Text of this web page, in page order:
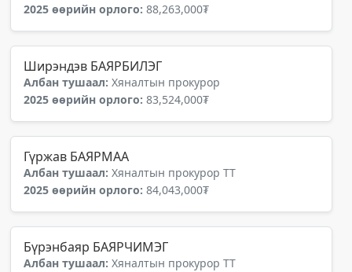
2025 өөрийн орлого: 88,263,000₮
Ширэндэв БАЯРБИЛЭГ
Албан тушаал: Хяналтын прокурор
2025 өөрийн орлого: 83,524,000₮
Гүржав БАЯРМАА
Албан тушаал: Хяналтын прокурор ТТ
2025 өөрийн орлого: 84,043,000₮
Бүрэнбаяр БАЯРЧИМЭГ
Албан тушаал: Хяналтын прокурор ТТ